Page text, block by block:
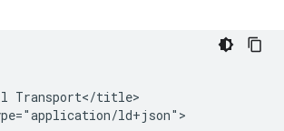
Transport</title>
ld+json">